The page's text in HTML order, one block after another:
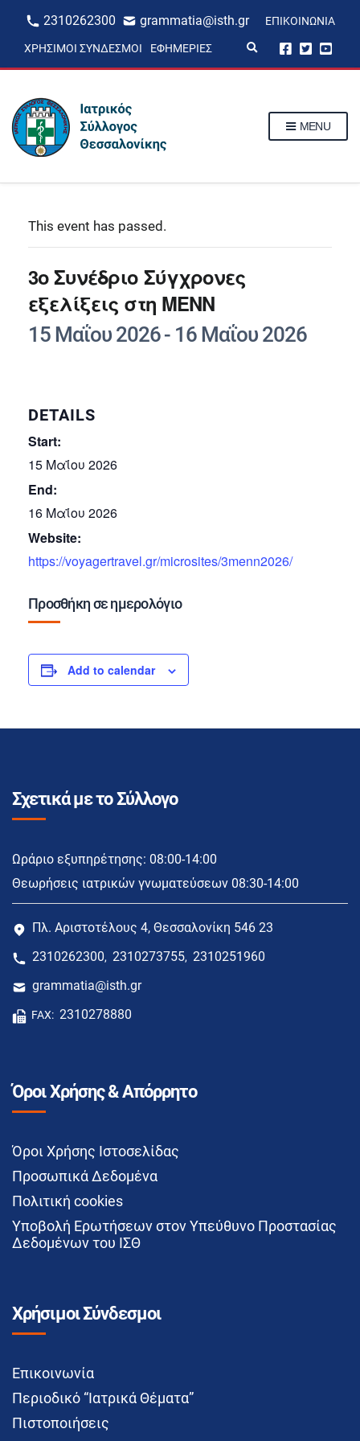
2310262300 grammatia@isth.gr ΕΠΙΚΟΙΝΩΝΊΑ
ΧΡΉΣΙΜΟΙ ΣΎΝΔΕΣΜΟΙ ΕΦΗΜΕΡΊΕΣ
p
MENU
This event has passed.
3ο Συνέδριο Σύγχρονες
εξελίξεις στη ΜΕΝΝ
15 Μαΐου 2026- 16 Μαΐου 2026
DETAILS
Start:
15 Μαΐου 2026
End:
16 Μαΐου 2026
Website:
https://voyagertravel.gr/microsites/3menn2026/
Προσθήκη σε ημερολόγιο
Add to calendar
Σχετικά με το Σύλλογο
Ωράριο εξυπηρέτησης: 08:00-14:00
Θεωρήσεις ιατρικών γνωματεύσεων 08:30-14:00
Πλ. Αριστοτέλους 4, Θεσσαλονίκη 546 23
2310262300, 2310273755, 2310251960
grammatia@isth.gr
FAX: 2310278880
Όροι Χρήσης & Απόρρητο
Όροι Χρήσης Ιστοσελίδας
Προσωπικά Δεδομένα
Πολιτική cookies
Υποβολή Ερωτήσεων στον Υπεύθυνο Προστασίας
Δεδομένων του ΙΣΘ
Χρήσιμοι Σύνδεσμοι
Επικοινωνία
Περιοδικό “Ιατρικά Θέματα”
Πιστοποιήσεις